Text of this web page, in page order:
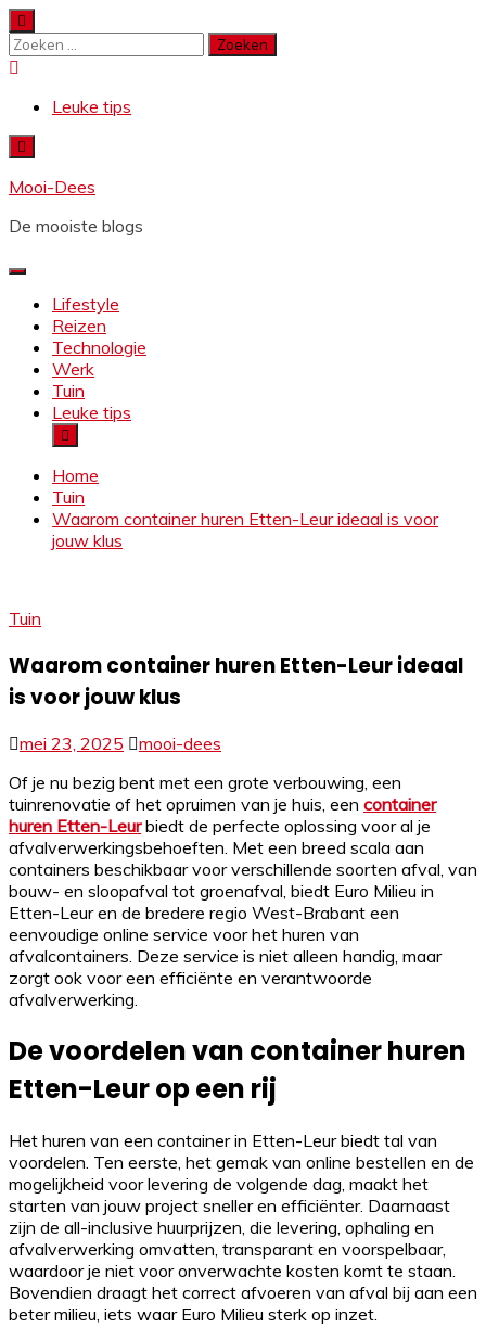
Ga
naar
de
Zoeken
naar:
Leuke tips
Mooi-Dees
De mooiste blogs
Lifestyle
Reizen
Technologie
Werk
Tuin
Leuke tips
Home
Tuin
Waarom container huren Etten-Leur ideaal is voor
jouw klus
Tuin
Waarom container huren Etten-Leur ideaal
is voor jouw klus
mei 23, 2025
mooi-dees
Of je nu bezig bent met een grote verbouwing, een
tuinrenovatie of het opruimen van je huis, een container
huren Etten-Leurbiedt de perfecte oplossing voor al je
afvalverwerkingsbehoeften. Met een breed scala aan
containers beschikbaar voor verschillende soorten afval, van
bouw- en sloopafval tot groenafval, biedt Euro Milieu in
Etten-Leur en de bredere regio West-Brabant een
eenvoudige online service voor het huren van
afvalcontainers. Deze service is niet alleen handig, maar
zorgt ook voor een efficiënte en verantwoorde
afvalverwerking.
De voordelen van container huren
Etten-Leur op een rij
Het huren van een container in Etten-Leur biedt tal van
voordelen. Ten eerste, het gemak van online bestellen en de
mogelijkheid voor levering de volgende dag, maakt het
starten van jouw project sneller en efficiënter. Daarnaast
zijn de all-inclusive huurprijzen, die levering, ophaling en
afvalverwerking omvatten, transparant en voorspelbaar,
waardoor je niet voor onverwachte kosten komt te staan.
Bovendien draagt het correct afvoeren van afval bij aan een
beter milieu, iets waar Euro Milieu sterk op inzet.